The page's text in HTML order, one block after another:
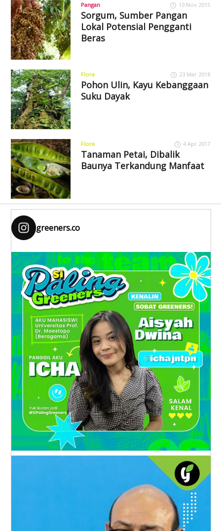
Pangan 10 Nov 2015
Sorgum, Sumber Pangan
Lokal Potensial Pengganti
Beras
Flora 23 Mar 2018
Pohon Ulin, Kayu Kebanggaan
Suku Dayak
Flora 4 Apr 2017
Tanaman Petai, Dibalik
Baunya Terkandung Manfaat
greeners.co